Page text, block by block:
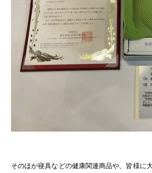
そのほか寝具などの健康関連商品や、皆様に